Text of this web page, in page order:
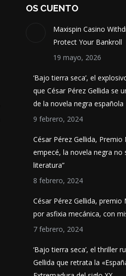
OS CUENTO
Maxispin Casino
Protect Your Bankroll
19 mayo, 2026
‘Bajo tierra seca’, el
que César Pérez Gellida se
de la novela negra española
9 febrero, 2024
César Pérez Gellida, Premio
empecé, la novela negra no
literatura”
8 febrero, 2024
César Pérez Gellida, premio
por asfixia mecánica, con
7 febrero, 2024
‘Bajo tierra seca’, el thriller
Gellida que retrata la